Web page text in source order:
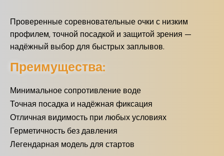
Проверенные соревновательные очки с низким
профилем, точной посадкой и защитой зрения —
надёжный выбор для быстрых заплывов.
Преимущества:
Минимальное сопротивление воде
Точная посадка и надёжная фиксация
Отличная видимость при любых условиях
Герметичность без давления
Легендарная модель для стартов